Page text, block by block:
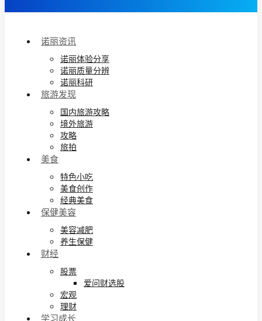
诺丽资讯
诺丽体验分享
诺丽质量分辨
诺丽科研
旅游发现
国内旅游攻略
境外旅游
攻略
旅拍
美食
特色小吃
美食创作
经典美食
保健美容
美容减肥
养生保健
财经
股票
爱问财选股
宏观
理财
学习成长